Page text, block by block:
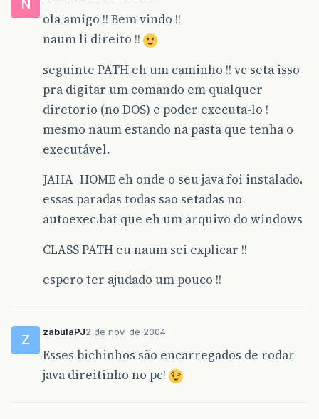
N
ola amigo !! Bem vindo !!
naum li direito !!
seguinte PATH eh um caminho !! vc seta isso
pra digitar um comando em qualquer
diretorio (no DOS) e poder executa-lo !
mesmo naum estando na pasta que tenha o
executável.
JAHA_HOME eh onde o seu java foi instalado.
essas paradas todas sao setadas no
autoexec.bat que eh um arquivo do windows
CLASS PATH eu naum sei explicar !!
espero ter ajudado um pouco !!
Z
zabulaPJ2 de nov. de 2004
Esses bichinhos são encarregados de rodar
java direitinho no pc!